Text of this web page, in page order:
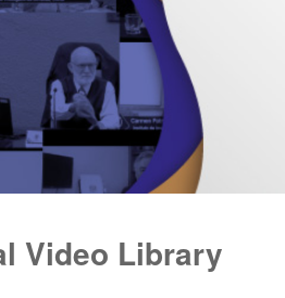
Video Library